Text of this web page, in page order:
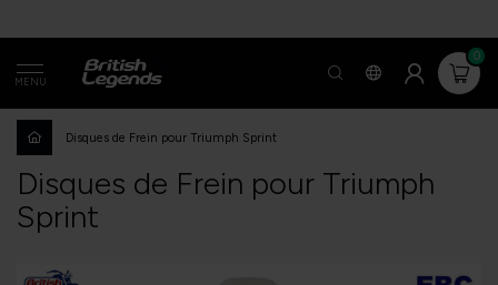
MENU
0
Disques de Frein pour Triumph Sprint
Disques de Frein pour Triumph
Sprint